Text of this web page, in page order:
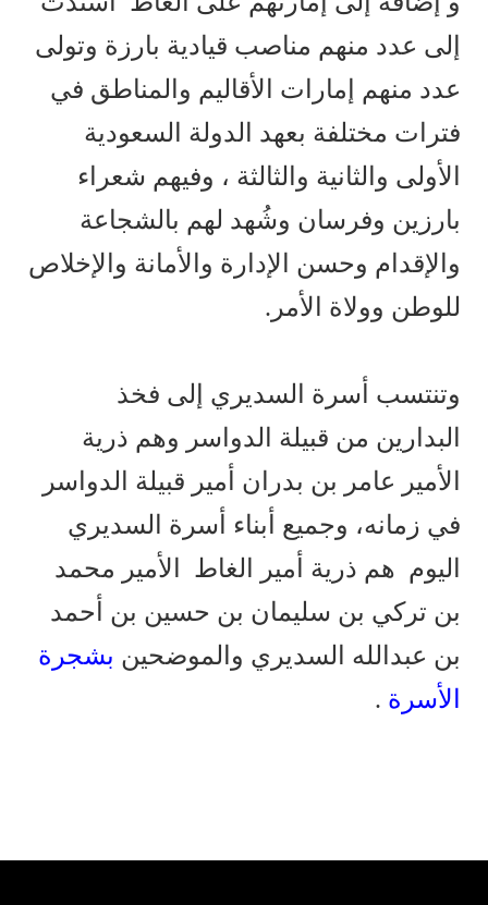
إلى عدد منهم مناصب قيادية بارزة وتولى
عدد منهم إمارات الأقاليم والمناطق في
فترات مختلفة بعهد الدولة السعودية
الأولى والثانية والثالثة ، وفيهم شعراء
بارزين وفرسان وشُهد لهم بالشجاعة
والإقدام وحسن الإدارة والأمانة والإخلاص
للوطن وولاة الأمر.
وتنتسب أسرة السديري إلى فخذ
البدارين من قبيلة الدواسر وهم ذرية
الأمير عامر بن بدران أمير قبيلة الدواسر
في زمانه، وجميع أبناء أسرة السديري
اليوم هم ذرية أمير الغاط الأمير محمد
بن تركي بن سليمان بن حسين بن أحمد
بن عبدالله السديري والموضحين بشجرة
الأسرة .